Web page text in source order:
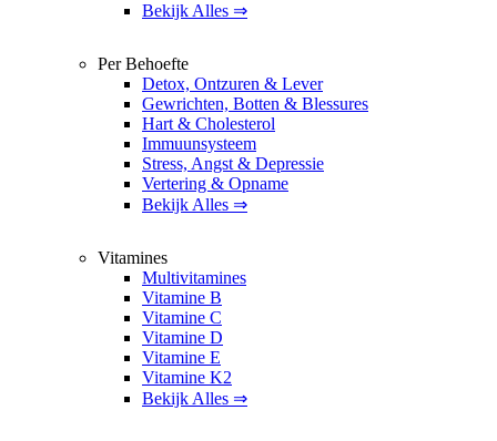
Bekijk Alles ⇒
Per Behoefte
Detox, Ontzuren & Lever
Gewrichten, Botten & Blessures
Hart & Cholesterol
Immuunsysteem
Stress, Angst & Depressie
Vertering & Opname
Bekijk Alles ⇒
Vitamines
Multivitamines
Vitamine B
Vitamine C
Vitamine D
Vitamine E
Vitamine K2
Bekijk Alles ⇒